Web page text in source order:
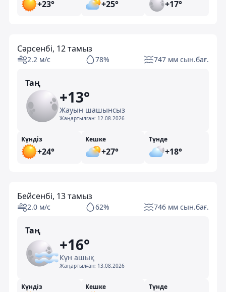
+23° +25° +17°
Сәрсенбі, 12 тамыз
2.2 м/с 78% 747 мм сын.бағ.
Таң
+13°
Жауын шашынсыз
Жаңартылған: 12.08.2026
Күндіз
+24°
Кешке
+27°
Түнде
+18°
Бейсенбі, 13 тамыз
2.0 м/с 62% 746 мм сын.бағ.
Таң
+16°
Күн ашық
Жаңартылған: 13.08.2026
Күндіз Кешке Түнде